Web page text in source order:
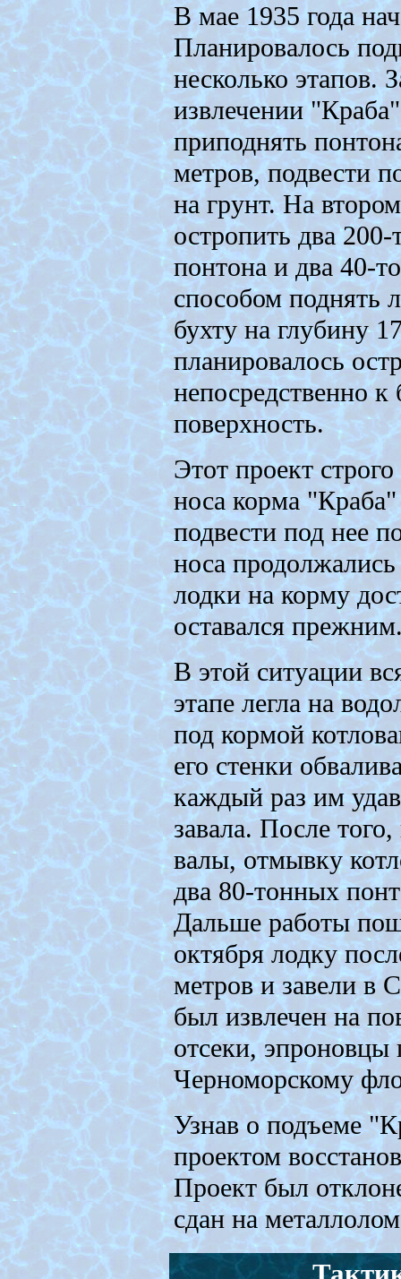
В мае 1935 года
Планировалось
несколько этапов.
извлечении
приподнять
метров, подвести
на грунт. На
остропить два
понтона и два 40-
способом поднять
бухту на глубину
планировалось
непосредственно к
поверхность.
Этот проект
носа корма
подвести под нее
носа
лодки на корму
оставался
В этой ситуации
этапе легла на
под кормой
его стенки
каждый раз им
завала. После
валы, отмывку
два 80-тонных
Дальше работы
октября лодку
метров и завели в
был извлечен на
отсеки, эпроновцы
Черноморскому
Узнав о подъеме
проектом
Проект был
сдан на